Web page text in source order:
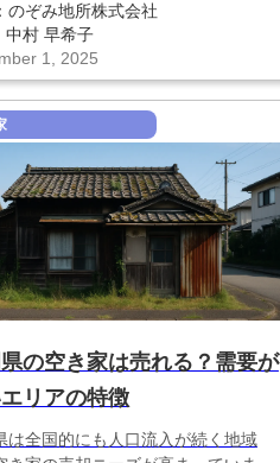
いための実践的なコツをまとめた
州版相続不動産ガイド」です。
のぞみ地所株式会社
中村 早希子
1, 2025
の空き家は売れる？需要が
リアの特徴
は全国的にも人口流入が続く地域